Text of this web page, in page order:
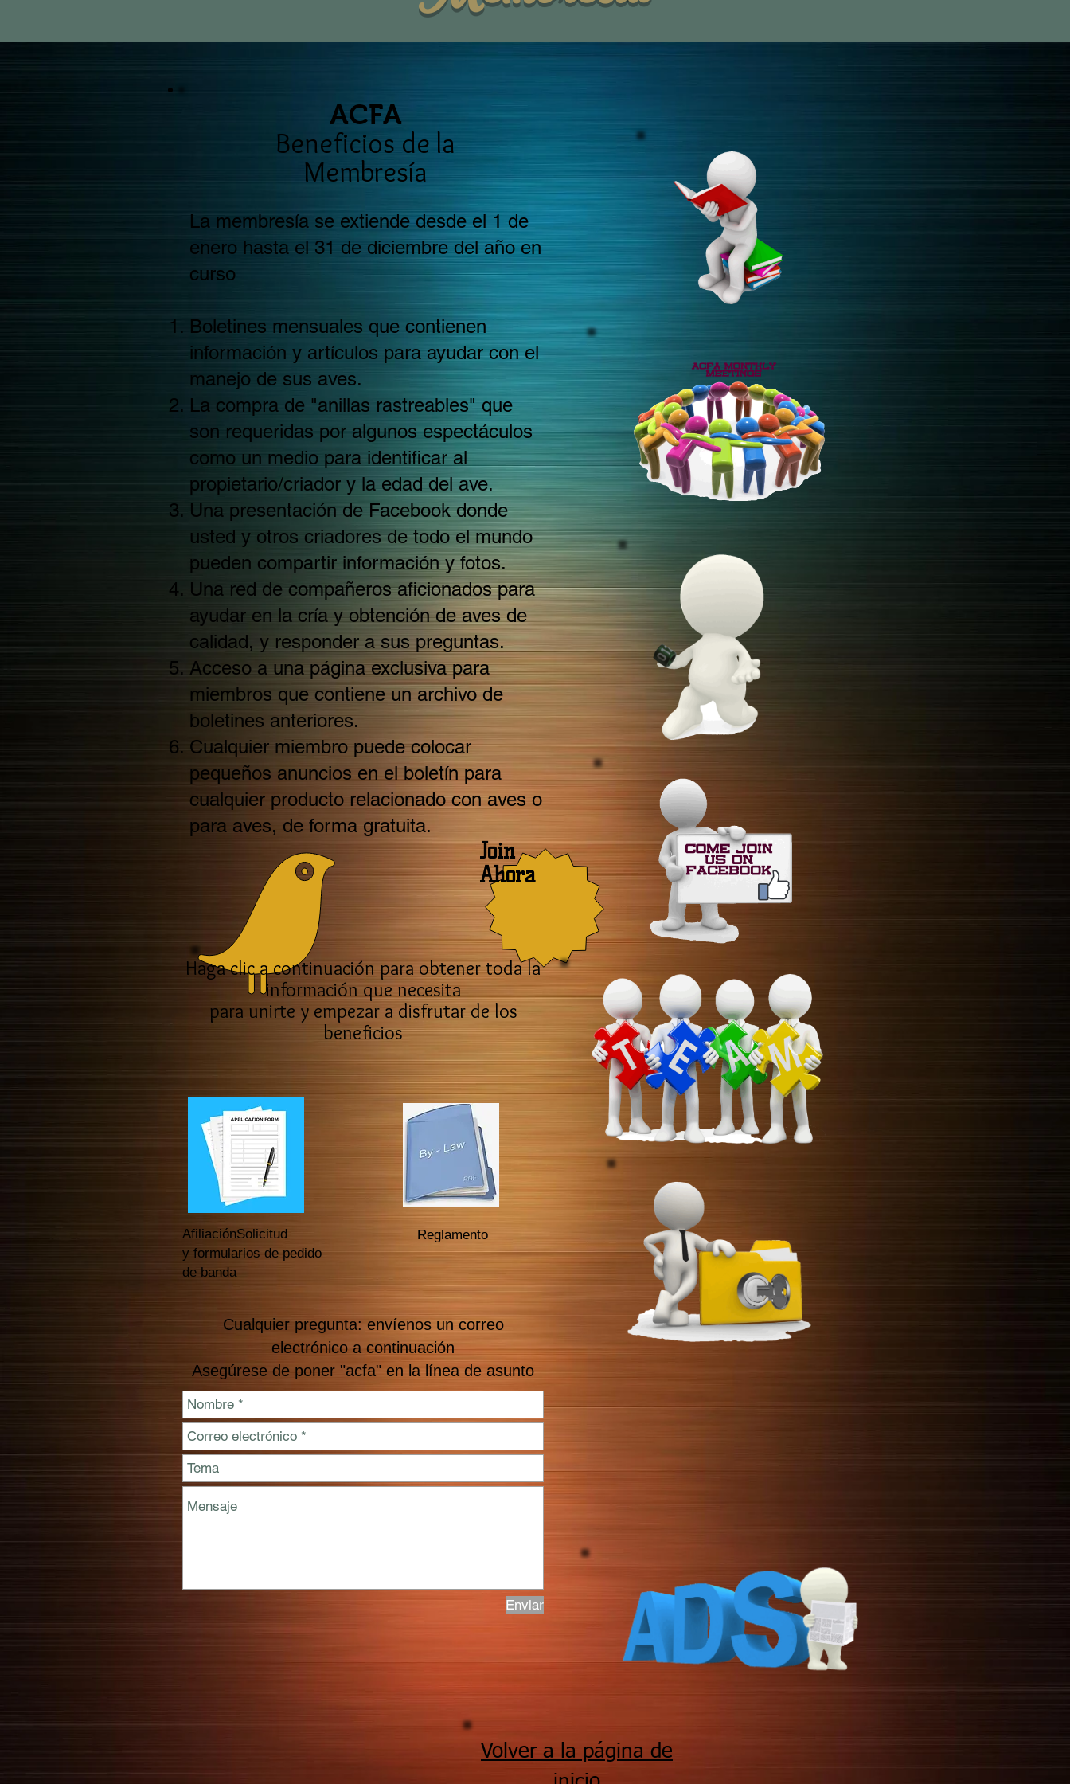
ACFA
Beneficios de la
Membresía
La membresía se extiende desde el 1 de
enero hasta el 31 de diciembre del año en
curso
Boletines mensuales que contienen
información y artículos para ayudar con el
manejo de sus aves.
La compra de "anillas rastreables" que
son requeridas por algunos espectáculos
como un medio para identificar al
propietario/criador y la edad del ave.
Una presentación de Facebook donde
usted y otros criadores de todo el mundo
pueden compartir información y fotos.
Una red de compañeros aficionados para
ayudar en la cría y obtención de aves de
calidad, y responder a sus preguntas.
Acceso a una página exclusiva para
miembros que contiene un archivo de
boletines anteriores.
Cualquier miembro puede colocar
pequeños anuncios en el boletín para
cualquier producto relacionado con aves o
para aves, de forma gratuita.
Join
Ahora
Haga clic a continuación para obtener toda la
información que necesita
para unirte y empezar a disfrutar de los
beneficios
AfiliaciónSolicitud
y formularios de pedido
de banda
Reglamento
Cualquier pregunta: envíenos un correo
electrónico a continuación
Asegúrese de poner "acfa" en la línea de asunto
Enviar
Volver a la página de